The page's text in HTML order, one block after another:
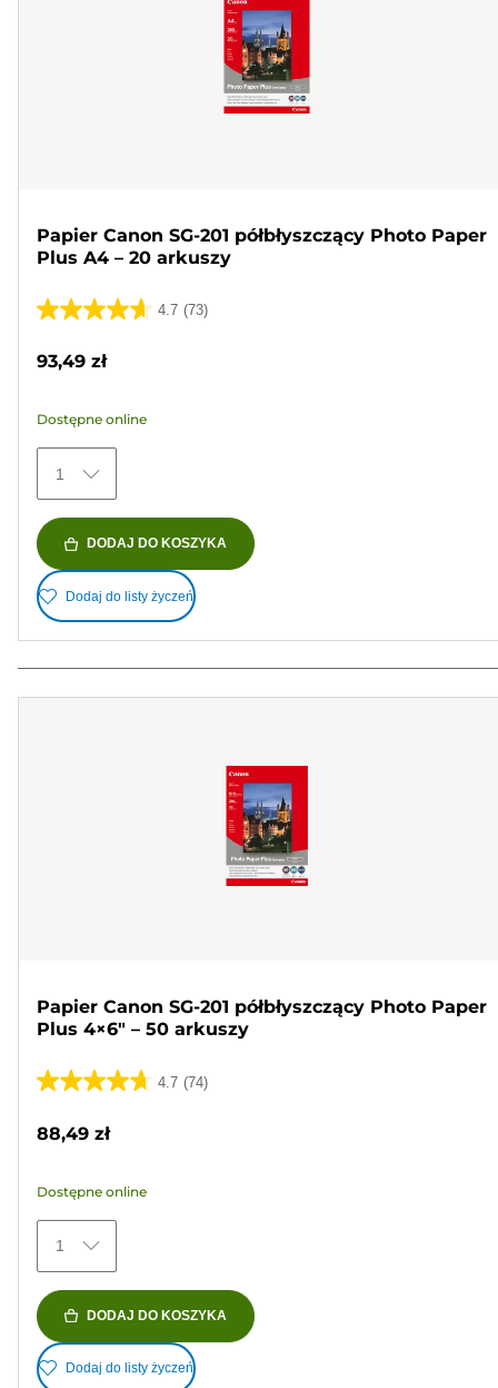
Papier Canon SG-201 półbłyszczący Photo Paper
Plus A4 – 20 arkuszy
4.7 (73)
4.7
5
73
Recenzji
93,49 zł
Dostępne online
1
DODAJ DO KOSZYKA
Dodaj do listy życzeń
Papier Canon SG-201 półbłyszczący Photo Paper
Plus 4×6" – 50 arkuszy
4.7 (74)
4.7
5
74
Recenzji
88,49 zł
Dostępne online
1
DODAJ DO KOSZYKA
Dodaj do listy życzeń